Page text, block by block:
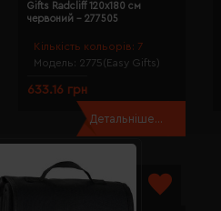
Кількість кольорів: 7
Модель: 2775(Easy Gifts)
Gifts Radcliff 120х180 см
червоний - 277505
633.16 грн
Детальніше...